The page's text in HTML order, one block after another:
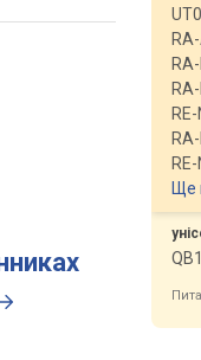
RE-
Ще